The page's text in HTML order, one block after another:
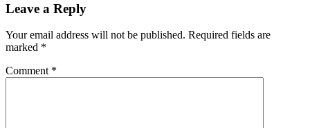
Leave a Reply
Your email address will not be published. Required fields are
marked *
Comment *